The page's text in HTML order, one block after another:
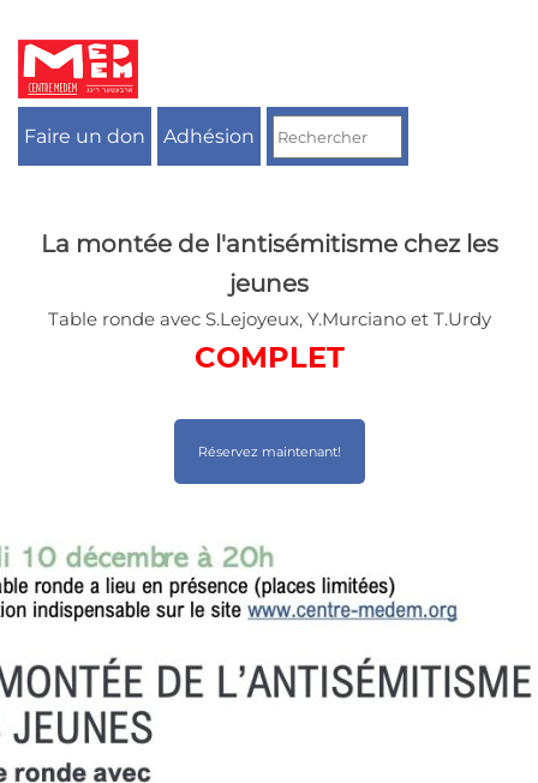
contenu
Faire un don Adhésion
La montée de l'antisémitisme chez les
jeunes
Table ronde avec S.Lejoyeux, Y.Murciano et T.Urdy
COMPLET
Réservez maintenant!